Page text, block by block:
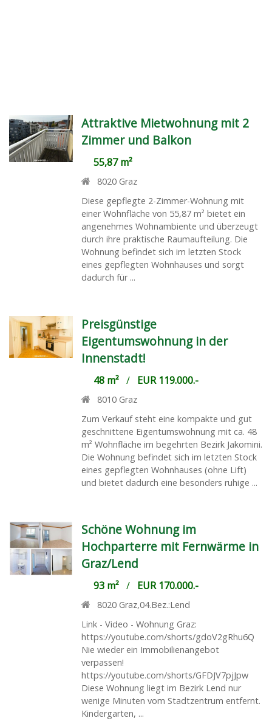
Attraktive Mietwohnung mit 2
Zimmer und Balkon
55,87 m²
8020 Graz
Diese gepflegte 2-Zimmer-Wohnung mit
einer Wohnfläche von 55,87 m² bietet ein
angenehmes Wohnambiente und überzeugt
durch ihre praktische Raumaufteilung. Die
Wohnung befindet sich im letzten Stock
eines gepflegten Wohnhauses und sorgt
dadurch für ...
Preisgünstige
Eigentumswohnung in der
Innenstadt!
48 m²/ EUR 119.000.-
8010 Graz
Zum Verkauf steht eine kompakte und gut
geschnittene Eigentumswohnung mit ca. 48
m² Wohnfläche im begehrten Bezirk Jakomini.
Die Wohnung befindet sich im letzten Stock
eines gepflegten Wohnhauses (ohne Lift)
und bietet dadurch eine besonders ruhige ...
Schöne Wohnung im
Hochparterre mit Fernwärme in
Graz/Lend
93 m²/ EUR 170.000.-
8020 Graz,04.Bez.:Lend
Link - Video - Wohnung Graz:
https://youtube.com/shorts/gdoV2gRhu6Q
Nie wieder ein Immobilienangebot
verpassen!
https://youtube.com/shorts/GFDJV7pjJpw
Diese Wohnung liegt im Bezirk Lend nur
wenige Minuten vom Stadtzentrum entfernt.
Kindergarten, ...